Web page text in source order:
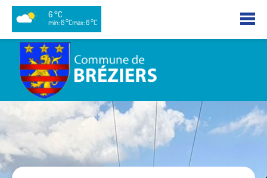
6 °C
min: 6 °Cmax: 6 °C